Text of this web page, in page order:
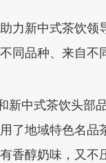
力新中式茶饮
同品种、来自
新中式茶饮头
了地域特色名
香醇奶味，又